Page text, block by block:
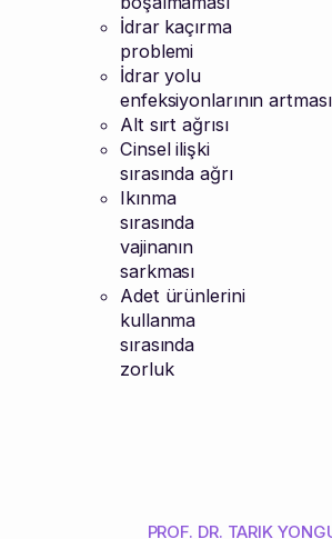
İdrar kaçırma
problemi
İdrar yolu
enfeksiyonlarının artması
Alt sırt ağrısı
Cinsel ilişki
sırasında ağrı
Ikınma
sırasında
vajinanın
sarkması
Adet ürünlerini
kullanma
sırasında
zorluk
PROF. DR. TARIK